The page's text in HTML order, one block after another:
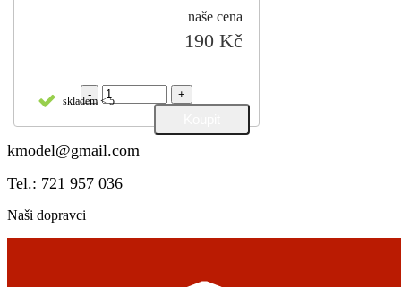
naše cena
190 Kč
skladem < 5
- +
kmodel@gmail.com
Tel.: 721 957 036
Naši dopravci